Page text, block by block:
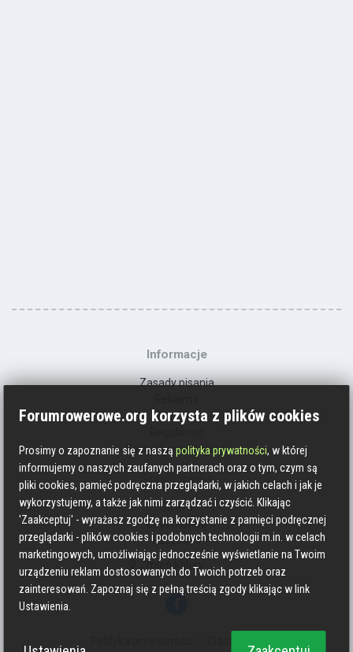
Informacje
Zasady pisania
Kontakt
Polityka prywatności
Social media
Strava
Endomondo
Facebook
Zmień kolory
Forumrowerowe.org korzysta z plików cookies
Prosimy o zapoznanie się z nasząpolityka prywatności, w której
informujemy o naszych zaufanych partnerach oraz o tym, czym są
pliki cookies, pamięć podręczna przeglądarki, w jakich celach i jak je
wykorzystujemy, a także jak nimi zarządzać i czyścić. Klikając
'Zaakceptuj' - wyrażasz zgodzę na korzystanie z pamięci podręcznej
przeglądarki - plików cookies i podobnych technologii m.in. w celach
marketingowych, umożliwiając jednocześnie wyświetlanie na Twoim
urządzeniu reklam dostosowanych do Twoich potrzeb oraz
zainteresowań. Zapoznaj się z pełną treścią zgody klikając w link
Ustawienia.